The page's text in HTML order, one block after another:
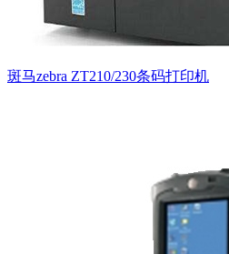
斑马zebra ZT210/230条码打印机